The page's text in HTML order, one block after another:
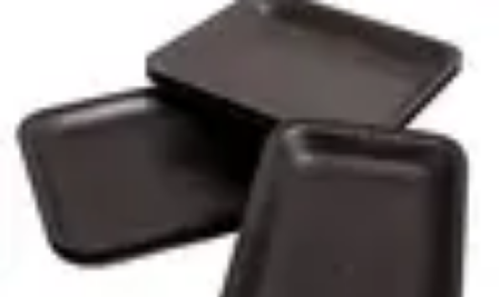
Choix d'un ÉlectricienChoix de l'électricien Choix d'électricienChoix
Sélection d'un électricien
Électricien de Confiance